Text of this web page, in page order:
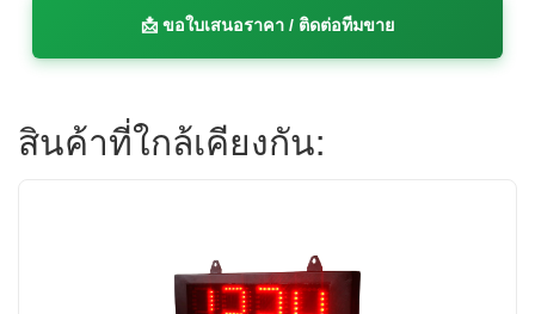
📩 ขอใบเสนอราคา / ติดต่อทีมขาย
สินค้าที่ใกล้เคียงกัน: